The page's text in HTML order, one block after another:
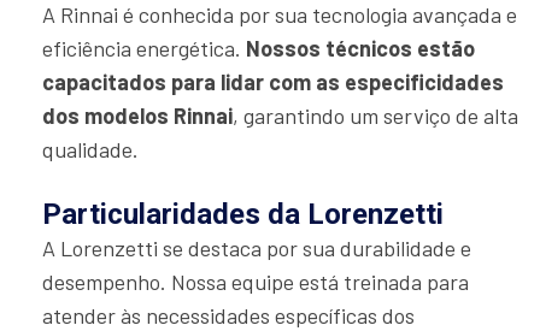
A Rinnai é conhecida por sua tecnologia avançada e
eficiência energética. Nossos técnicos estão
capacitados para lidar com as especificidades
dos modelos Rinnai, garantindo um serviço de alta
qualidade.
Particularidades da Lorenzetti
A Lorenzetti se destaca por sua durabilidade e
desempenho. Nossa equipe está treinada para
atender às necessidades específicas dos